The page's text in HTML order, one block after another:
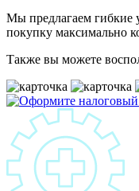
Мы предлагаем гибкие
покупку максимально
Также вы можете